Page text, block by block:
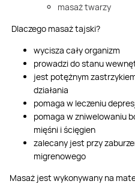
masaż twarzy
Dlaczego masaż tajski?
wycisza cały organizm
prowadzido stanu
jest potężnym
działania
pomaga w leczeniu
pomaga w zniwelowaniu
mięśni i ścięgien
zalecany jest przy
migrenowego
Masaż jest wykonywany na